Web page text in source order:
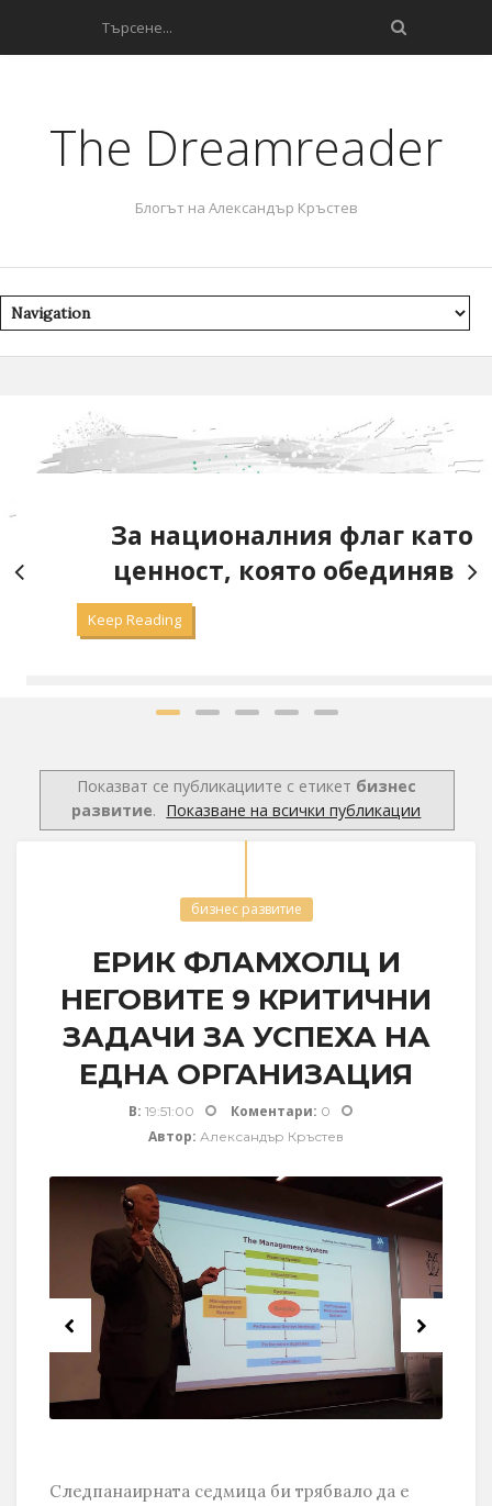
The Dreamreader
Блогът на Александър Кръстев
флаг като
обединява
Какво
сериала
Показват се публикациите с етикет бизнес
развитие. Показване на всички публикации
бизнес развитие
ЕРИК ФЛАМХОЛЦ И
НЕГОВИТЕ 9 КРИТИЧНИ
ЗАДАЧИ ЗА УСПЕХА НА
ЕДНА ОРГАНИЗАЦИЯ
В: 19:51:00 Коментари: 0
Автор: Александър Кръстев
Следпанаирната седмица би трябвало да е